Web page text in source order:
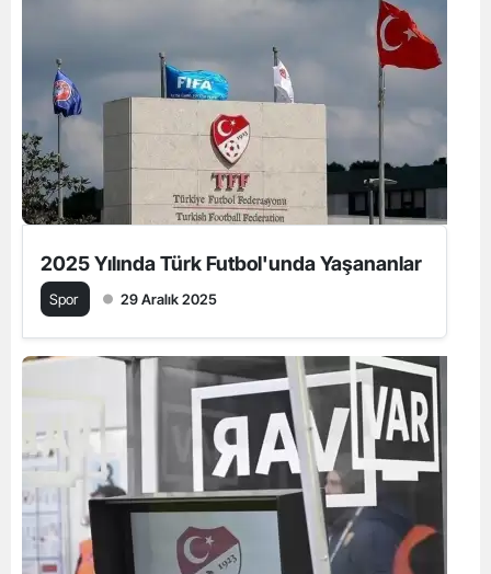
2025 Yılında Türk Futbol'unda Yaşananlar
Spor 29 Aralık 2025